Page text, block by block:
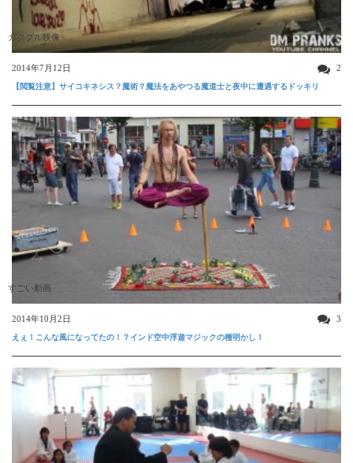
ガクブル映像
2014年7月12日 2
【閲覧注意】サイコキネシス？魔術？魔法をあやつる魔道士と夜中に遭遇するドッキリ
すごい動画
2014年10月2日 3
えぇ！こんな風になってたの！？インド空中浮遊マジックの種明かし！